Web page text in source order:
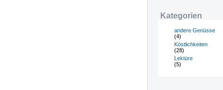
Kategorien
andere Genüsse
(4)
Köstlichkeiten
(28)
Lektüre
(5)